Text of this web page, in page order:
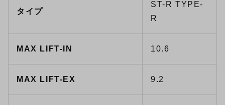
タイプ
ST-R TYPE-
R
MAX LIFT-IN 10.6
MAX LIFT-EX 9.2